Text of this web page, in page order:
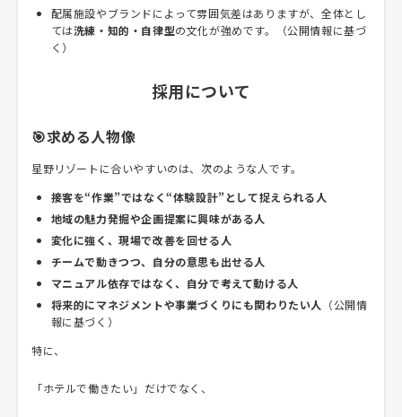
配属施設やブランドによって雰囲気差はありますが、全体とし
ては洗練・知的・自律型の文化が強めです。（公開情報に基づ
く）
採用について
🎯求める人物像
星野リゾートに合いやすいのは、次のような人です。
接客を“作業”ではなく“体験設計”として捉えられる人
地域の魅力発掘や企画提案に興味がある人
変化に強く、現場で改善を回せる人
チームで動きつつ、自分の意思も出せる人
マニュアル依存ではなく、自分で考えて動ける人
将来的にマネジメントや事業づくりにも関わりたい人 （公開情
報に基づく）
特に、
「ホテルで働きたい」だけでなく、